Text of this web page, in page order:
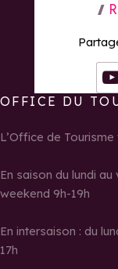
OFFICE DU
L’Office de
En saison du lundi
weekend 9h-19h
En intersaison : du
17h